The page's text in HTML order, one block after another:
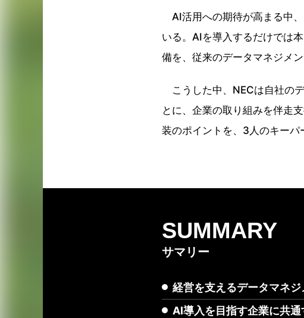
AI活用への期待が高まる中
いる。AIを導入するだけでは
備を、従来のデータマネジメ
こうした中、NECは自社の
とに、企業の取り組みを伴走
装のポイントを、3人のキーパ
SUMMARY
サマリー
経営を支えるデータマネジ
AI導入を目指す企業に共通